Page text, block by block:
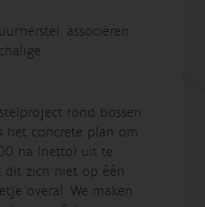
associëren
rond bossen
concrete plan om
ha (netto) uit te
dit zich niet op één
overal. We maken